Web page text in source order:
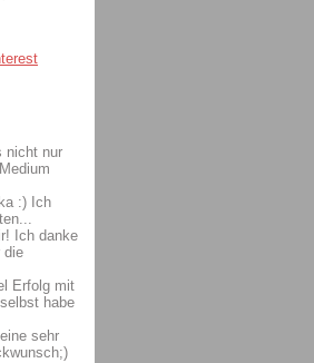
nicht nur
:) Ich
Ich danke
die
Erfolg mit
habe
sehr